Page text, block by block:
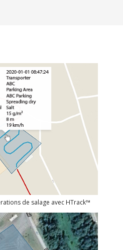
de salage avec HTrack™